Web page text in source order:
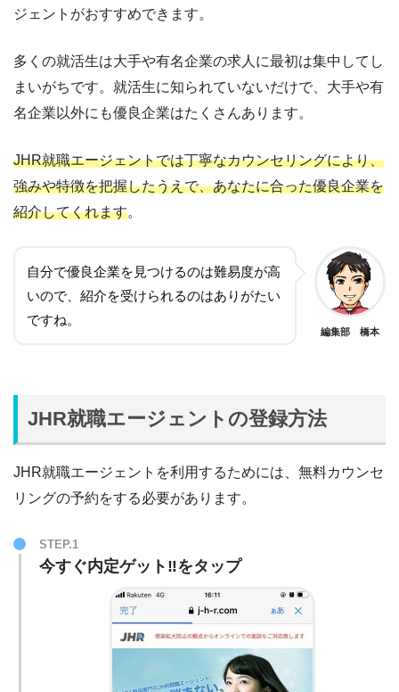
ジェントがおすすめできます。
多くの就活生は大手や有名企業の求人に最初は集中してし
まいがちです。就活生に知られていないだけで、大手や有
名企業以外にも優良企業はたくさんあります。
JHR就職エージェントでは丁寧なカウンセリングにより、
強みや特徴を把握したうえで、あなたに合った優良企業を
紹介してくれます。
自分で優良企業を見つけるのは難易度が高
いので、紹介を受けられるのはありがたい
ですね。
編集部 橋本
JHR就職エージェントの登録方法
JHR就職エージェントを利用するためには、無料カウンセ
リングの予約をする必要があります。
STEP.1
今すぐ内定ゲット‼︎をタップ